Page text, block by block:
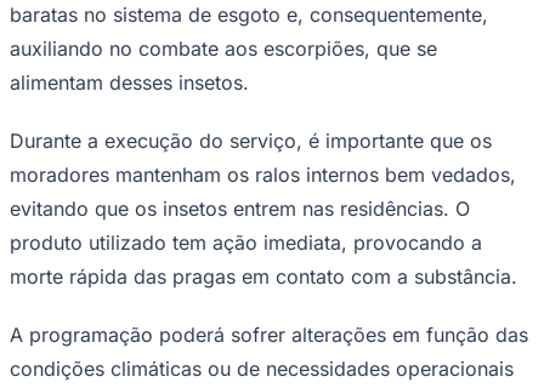
Corinthians
baratas no sistema de esgoto e, consequentemente,
auxiliando no combate aos escorpiões, que se
alimentam desses insetos.
Durante a execução do serviço, é importante que os
moradores mantenham os ralos internos bem vedados,
evitando que os insetos entrem nas residências. O
produto utilizado tem ação imediata, provocando a
morte rápida das pragas em contato com a substância.
A programação poderá sofrer alterações em função das
condições climáticas ou de necessidades operacionais